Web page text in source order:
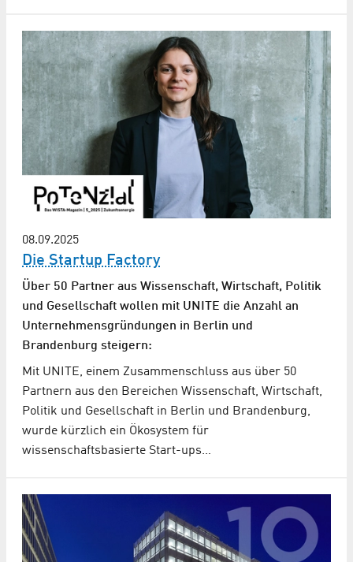
08.09.2025
Die Startup Factory
Über 50 Partner aus Wissenschaft, Wirtschaft, Politik
und Gesellschaft wollen mit UNITE die Anzahl an
Unternehmens­gründungen in Berlin und
Brandenburg steigern:
Mit UNITE, einem Zusammenschluss aus über 50
Partnern aus den Bereichen Wissenschaft, Wirtschaft,
Politik und Gesellschaft in Berlin und Brandenburg,
wurde kürzlich ein Ökosystem für
wissenschaftsbasierte Start-ups…